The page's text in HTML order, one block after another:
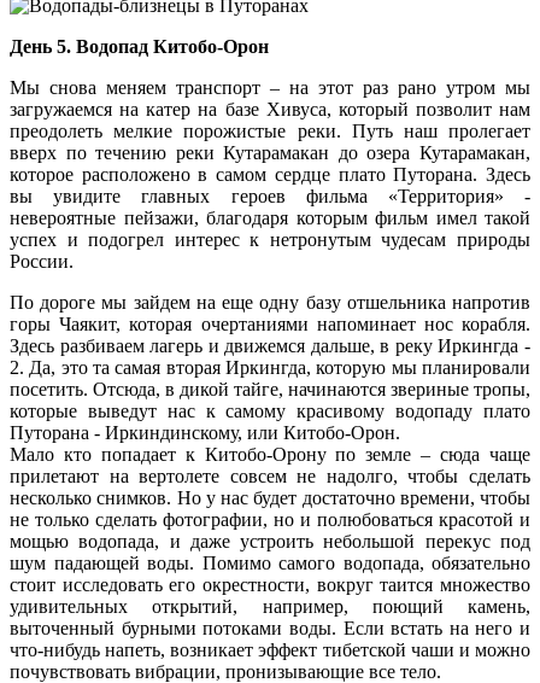
День 5. Водопад Китобо-Орон
Мы снова меняем транспорт – на этот раз рано утром мы
загружаемся на катер на базе Хивуса, который позволит нам
преодолеть мелкие порожистые реки. Путь наш пролегает
вверх по течению реки Кутарамакан до озера Кутарамакан,
которое расположено в самом сердце плато Путорана. Здесь
вы увидите главных героев фильма «Территория» -
невероятные пейзажи, благодаря которым фильм имел такой
успех и подогрел интерес к нетронутым чудесам природы
России.
По дороге мы зайдем на еще одну базу отшельника напротив
горы Чаякит, которая очертаниями напоминает нос корабля.
Здесь разбиваем лагерь и движемся дальше, в реку Иркингда -
2. Да, это та самая вторая Иркингда, которую мы планировали
посетить. Отсюда, в дикой тайге, начинаются звериные тропы,
которые выведут нас к самому красивому водопаду плато
Путорана - Иркиндинскому, или Китобо-Орон.
Мало кто попадает к Китобо-Орону по земле – сюда чаще
прилетают на вертолете совсем не надолго, чтобы сделать
несколько снимков. Но у нас будет достаточно времени, чтобы
не только сделать фотографии, но и полюбоваться красотой и
мощью водопада, и даже устроить небольшой перекус под
шум падающей воды. Помимо самого водопада, обязательно
стоит исследовать его окрестности, вокруг таится множество
удивительных открытий, например, поющий камень,
выточенный бурными потоками воды. Если встать на него и
что-нибудь напеть, возникает эффект тибетской чаши и можно
почувствовать вибрации, пронизывающие все тело.